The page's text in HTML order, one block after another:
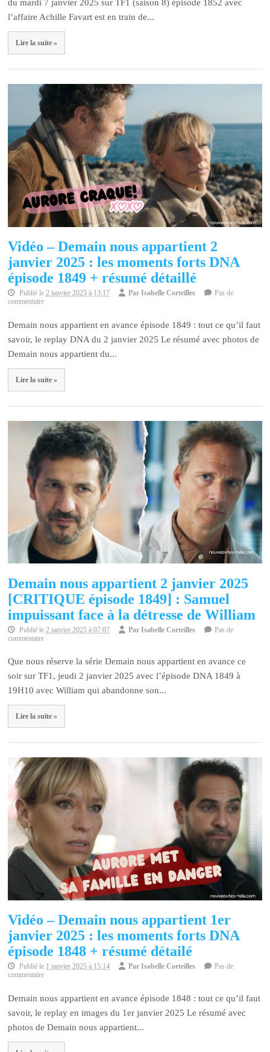
du mardi 7 janvier 2025 sur TF1 (saison 8) épisode 1852 avec
l’affaire Achille Favart est en train de...
Lire la suite »
Vidéo – Demain nous appartient 2
janvier 2025 : les moments forts DNA
épisode 1849 + résumé détaillé
Publié le2 janvier 2025 à 13:17 ParIsabelle Corteilles
Pas de
commentaire
Demain nous appartient en avance épisode 1849 : tout ce qu’il faut
savoir, le replay DNA du 2 janvier 2025 Le résumé avec photos de
Demain nous appartient du...
Lire la suite »
Demain nous appartient 2 janvier 2025
[CRITIQUE épisode 1849] : Samuel
impuissant face à la détresse de William
Publié le 2 janvier 2025 à 07:07 ParIsabelle Corteilles
Pas de
commentaire
Que nous réserve la série Demain nous appartient en avance ce
soir sur TF1, jeudi 2 janvier 2025 avec l’épisode DNA 1849 à
19H10 avec William qui abandonne son...
Lire la suite »
Vidéo – Demain nous appartient 1er
janvier 2025 : les moments forts DNA
épisode 1848 + résumé détailé
Publié le 1 janvier 2025 à 15:14 ParIsabelle Corteilles
Pas de
commentaire
Demain nous appartient en avance épisode 1848 : tout ce qu’il faut
savoir, le replay en images du 1er janvier 2025 Le résumé avec
photos de Demain nous appartient...